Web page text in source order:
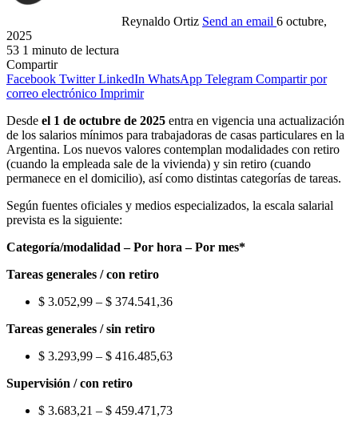
Reynaldo Ortiz Send an email 6 octubre,
2025
53 1 minuto de lectura
Compartir
Facebook Twitter LinkedIn WhatsApp Telegram Compartir por
correo electrónico Imprimir
Desde el 1 de octubre de 2025 entra en vigencia una actualización
de los salarios mínimos para trabajadoras de casas particulares en la
Argentina. Los nuevos valores contemplan modalidades con retiro
(cuando la empleada sale de la vivienda) y sin retiro (cuando
permanece en el domicilio), así como distintas categorías de tareas.
Según fuentes oficiales y medios especializados, la escala salarial
prevista es la siguiente:
Categoría/modalidad – Por hora – Por mes*
Tareas generales / con retiro
$ 3.052,99 – $ 374.541,36
Tareas generales / sin retiro
$ 3.293,99 – $ 416.485,63
Supervisión / con retiro
$ 3.683,21 – $ 459.471,73